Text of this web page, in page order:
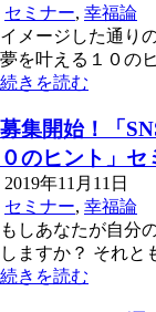
セミナー, 幸福論
イメージした通り
夢を叶える１０の
続きを読む
募集開始！「
０のヒント」
2019年11月11日
セミナー, 幸福論
もしあなたが自分
しますか？ それと
続きを読む